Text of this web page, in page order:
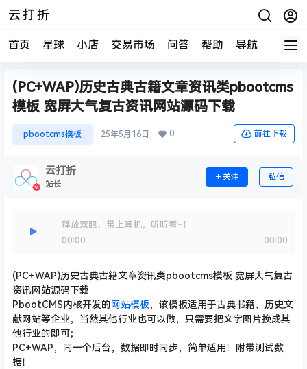
云打折
首页 星球 小店 交易市场 问答 帮助 导航 快报
(PC+WAP)历史古典古籍文章资讯类pbootcms
模板 宽屏大气复古资讯网站源码下载
pbootcms模板 25年5月16日 0 前往下载
云打折
站长
关注 私信
释放双眼，带上耳机，听听看~！
00:00
00:00
(PC+WAP)历史古典古籍文章资讯类pbootcms模板 宽屏大气复古
资讯网站源码下载
PbootCMS内核开发的网站模板，该模板适用于古典书籍、历史文
献网站等企业，当然其他行业也可以做，只需要把文字图片换成其
他行业的即可；
PC+WAP，同一个后台，数据即时同步，简单适用！附带测试数
据！